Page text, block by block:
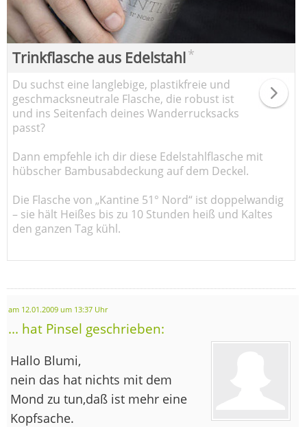
Trinkflasche aus Edelstahl*
Du suchst eine langlebige, plastikfreie und
geschmacksneutrale Flasche, die robust ist
und ins Seitenfach deines Wanderrucksacks
passt?
Dann empfehle ich dir diese Edelstahlflasche mit
hübscher Bambusabdeckung auf dem Deckel.
Die Flasche von „Kantine 51° Nord“ ist doppelwandig
– sie hält Heißes bis zu 10 Stunden heiß und Kaltes
den ganzen Tag kühl.
am 12.01.2009 um 13:37 Uhr
... hat Pinsel geschrieben:
Hallo Blumi,
nein das hat nichts mit dem
Mond zu tun,daß ist mehr eine
Kopfsache.